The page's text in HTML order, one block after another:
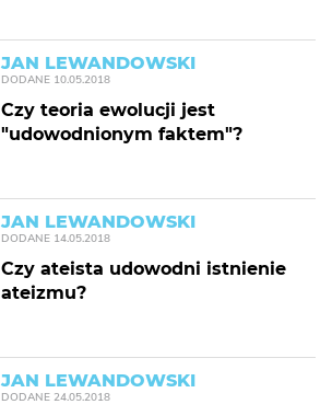
JAN LEWANDOWSKI
DODANE 10.05.2018
Czy teoria ewolucji jest
"udowodnionym faktem"?
JAN LEWANDOWSKI
DODANE 14.05.2018
Czy ateista udowodni istnienie
ateizmu?
JAN LEWANDOWSKI
DODANE 24.05.2018